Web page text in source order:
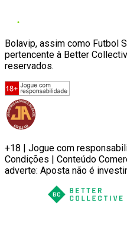
Bolavip, assim como Futbol
pertencente à Better
reservados.
+18 | Jogue com
Condições | Conteúdo
adverte: Aposta não é